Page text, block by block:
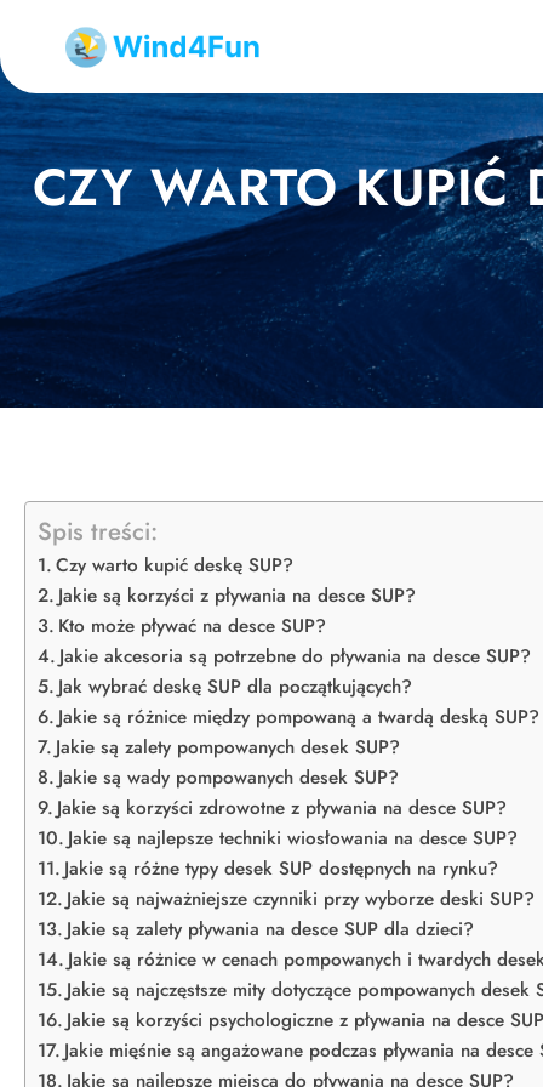
treści
CZY WARTO KUPIĆ
Spis treści:
Czy warto kupić deskę SUP?
Jakie są korzyści z pływania na desce SUP?
Kto może pływać na desce SUP?
Jakie akcesoria są potrzebne do pływania na desce SUP?
Jak wybrać deskę SUP dla początkujących?
Jakie są różnice między pompowaną a twardą deską SUP?
Jakie są zalety pompowanych desek SUP?
Jakie są wady pompowanych desek SUP?
Jakie są korzyści zdrowotne z pływania na desce SUP?
Jakie są najlepsze techniki wiosłowania na desce SUP?
Jakie są różne typy desek SUP dostępnych na rynku?
Jakie są najważniejsze czynniki przy wyborze deski SUP?
Jakie są zalety pływania na desce SUP dla dzieci?
Jakie są różnice w cenach pompowanych i twardych
Jakie są najczęstsze mity dotyczące pompowanych desek
Jakie są korzyści psychologiczne z pływania na desce
Jakie mięśnie są angażowane podczas pływania na desce
Jakie są najlepsze miejsca do pływania na desce SUP?